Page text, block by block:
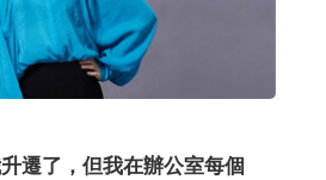
升遷了，但我在辦公室每個